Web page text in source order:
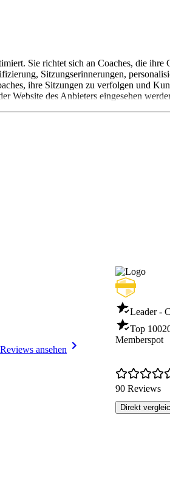
Sie richtet sich an Coaches, die ihre
Sitzungserinnerungen,
ihre Sitzungen zu verfolgen und
Website des Anbieters eingesehen
Reviews ansehen
Leader -
Top 100
Memberspot
90 Reviews
Direkt